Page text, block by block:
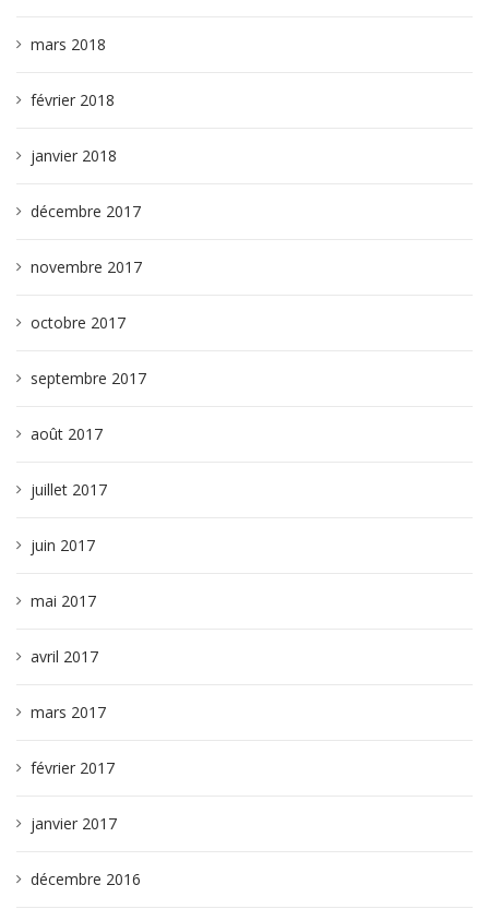
mars 2018
février 2018
janvier 2018
décembre 2017
novembre 2017
octobre 2017
septembre 2017
août 2017
juillet 2017
juin 2017
mai 2017
avril 2017
mars 2017
février 2017
janvier 2017
décembre 2016